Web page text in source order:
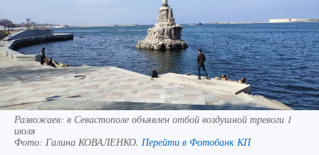
Развожаев: в Севастополе объявлен отбой воздушной тревоги 1
июля
Фото: Галина КОВАЛЕНКО. Перейти в Фотобанк КП